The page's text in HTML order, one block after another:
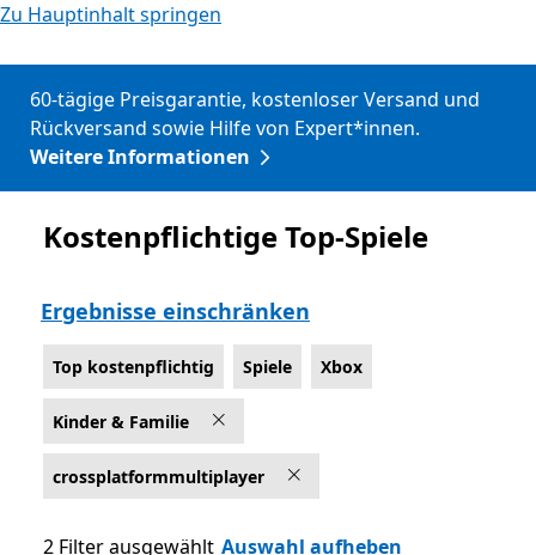
Zu Hauptinhalt springen
60-tägige Preisgarantie, kostenloser Versand und
Rückversand sowie Hilfe von Expert*innen.
Weitere Informationen
Top kostenpflichtig
Kostenpflichtige Top-Spiele
Ergebnisse einschränken
Top kostenpflichtig Spiele Xbox
Kinder & Familie
crossplatformmultiplayer
2 Filter ausgewählt Auswahl aufheben